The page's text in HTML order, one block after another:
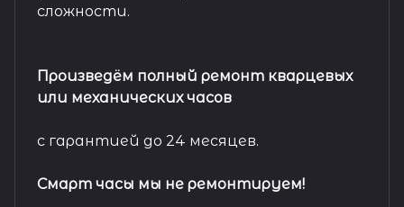
сложности.
Произведём полный ремонт кварцевых
или механических часов
с гарантией до 24 месяцев.
Смарт часы мы не ремонтируем!